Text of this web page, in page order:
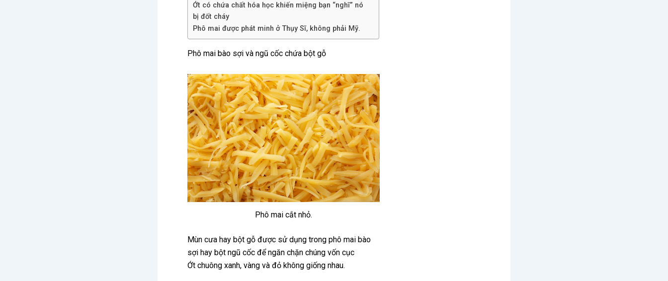
Ớt có chứa chất hóa học khiến miệng bạn “nghĩ” nó
bị đốt cháy
Phô mai được phát minh ở Thụy Sĩ, không phải Mỹ.
Phô mai bào sợi và ngũ cốc chứa bột gỗ
Phô mai cắt nhỏ.
Mùn cưa hay bột gỗ được sử dụng trong phô mai bào
sợi hay bột ngũ cốc để ngăn chặn chúng vốn cục
Ớt chuông xanh, vàng và đỏ không giống nhau.